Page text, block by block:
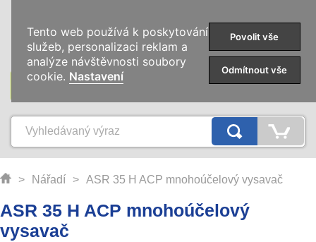
KATEGORIE
> Nářadí > ASR 35 H ACP mnohoúčelový vysavač
ASR 35 H ACP mnohoúčelový
vysavač
Tento web používá k poskytování
služeb, personalizaci reklam a
analýze návštěvnosti soubory
cookie. Nastavení
Povolit vše
Odmítnout vše